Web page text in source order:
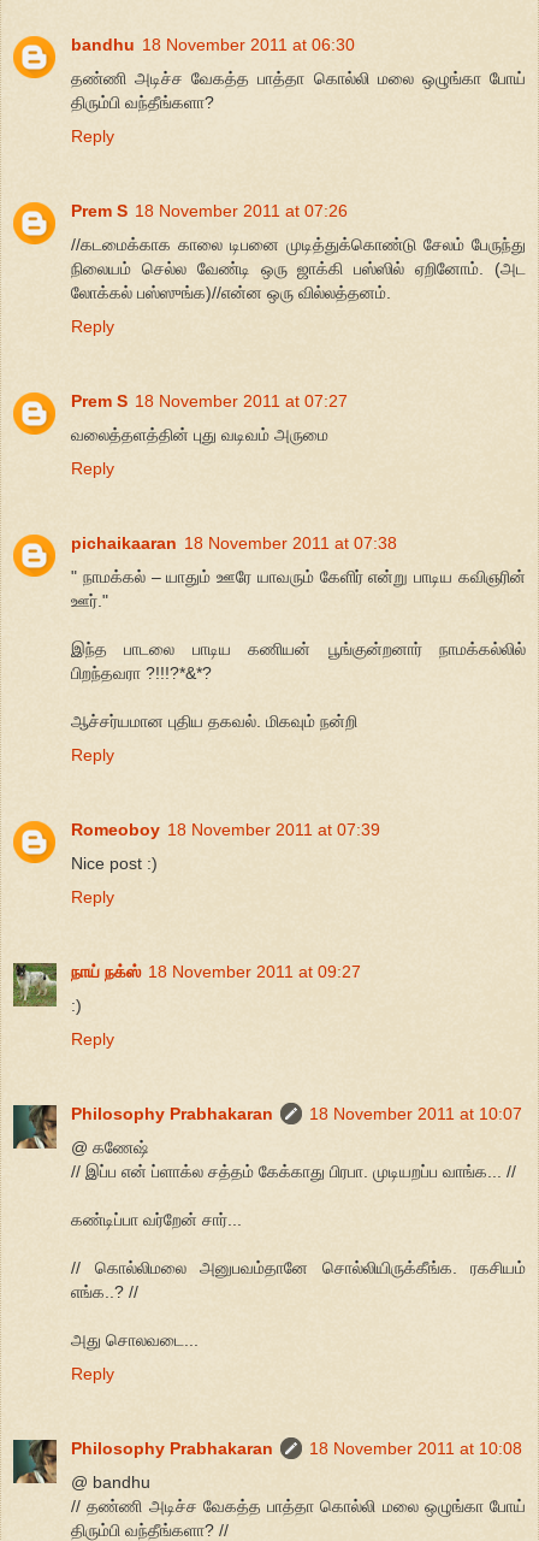
bandhu 18 November 2011 at 06:30
தண்ணி அடிச்ச வேகத்த பாத்தா கொல்லி மலை ஒழுங்கா போய்
திரும்பி வந்தீங்களா?
Reply
Prem S 18 November 2011 at 07:26
//கடமைக்காக காலை டிபனை முடித்துக்கொண்டு சேலம் பேருந்து
நிலையம் செல்ல வேண்டி ஒரு ஜாக்கி பஸ்ஸில் ஏறினோம். (அட
லோக்கல் பஸ்ஸுங்க)//என்ன ஒரு வில்லத்தனம்.
Reply
Prem S 18 November 2011 at 07:27
வலைத்தளத்தின் புது வடிவம் அருமை
Reply
pichaikaaran 18 November 2011 at 07:38
" நாமக்கல் – யாதும் ஊரே யாவரும் கேளிர் என்று பாடிய கவிஞரின்
ஊர்."
இந்த பாடலை பாடிய கணியன் பூங்குன்றனார் நாமக்கல்லில்
பிறந்தவரா ?!!!?*&*?
ஆச்சர்யமான புதிய தகவல். மிகவும் நன்றி
Reply
Romeoboy 18 November 2011 at 07:39
Nice post :)
Reply
நாய் நக்ஸ் 18 November 2011 at 09:27
:)
Reply
Philosophy Prabhakaran
18 November 2011 at 10:07
@ கணேஷ்
// இப்ப என் ப்ளாக்ல சத்தம் கேக்காது பிரபா. முடியறப்ப வாங்க... //
கண்டிப்பா வர்றேன் சார்...
// கொல்லிமலை அனுபவம்தானே சொல்லியிருக்கீங்க. ரகசியம்
எங்க..? //
அது சொலவடை...
Reply
Philosophy Prabhakaran
18 November 2011 at 10:08
@ bandhu
// தண்ணி அடிச்ச வேகத்த பாத்தா கொல்லி மலை ஒழுங்கா போய்
திரும்பி வந்தீங்களா? //